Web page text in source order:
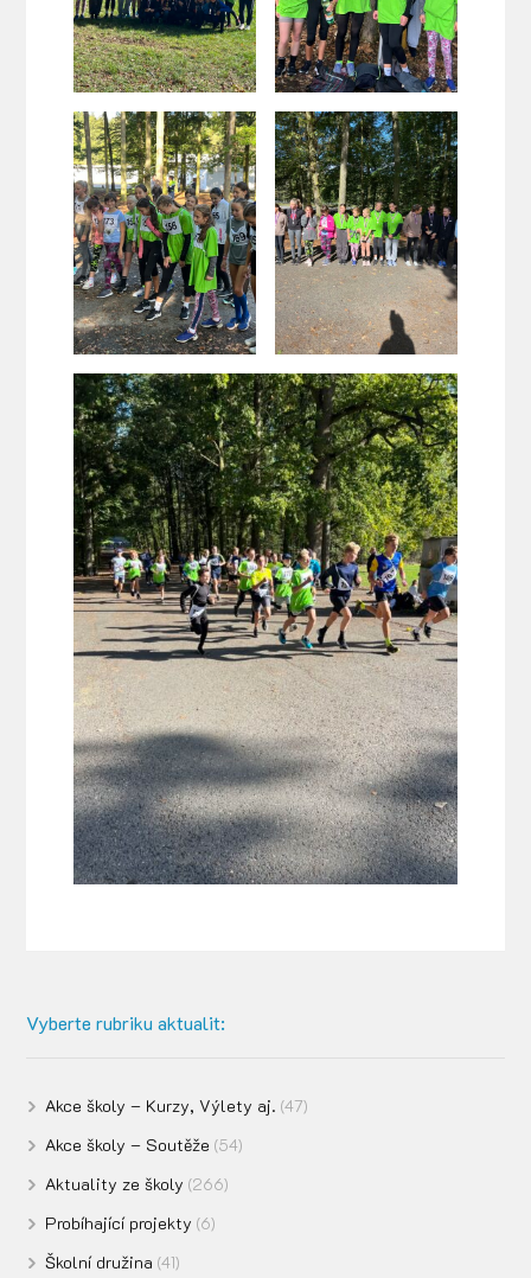
Vyberte rubriku aktualit:
Akce školy – Kurzy, Výlety aj. (47)
Akce školy – Soutěže (54)
Aktuality ze školy (266)
Probíhající projekty (6)
Školní družina (41)